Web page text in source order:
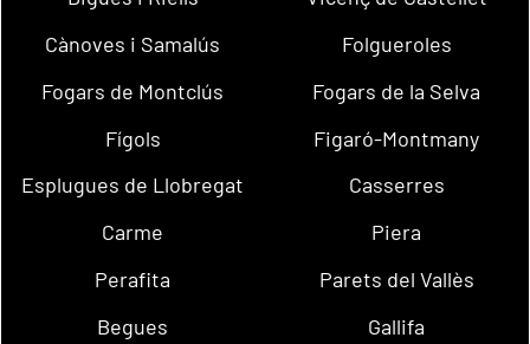
Cànoves i Samalús
Folgueroles
Fogars de Montclús
Fogars de la Selva
Fígols
Figaró-Montmany
Esplugues de Llobregat
Casserres
Carme
Piera
Perafita
Parets del Vallès
Begues
Gallifa